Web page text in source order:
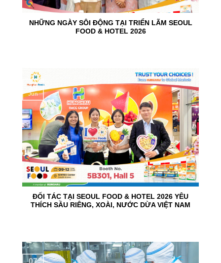
NHỮNG NGÀY SÔI ĐỘNG TẠI TRIỂN LÃM SEOUL
FOOD & HOTEL 2026
ĐỐI TÁC TẠI SEOUL FOOD & HOTEL 2026 YÊU
THÍCH SẦU RIÊNG, XOÀI, NƯỚC DỪA VIỆT NAM
10
Jun
07